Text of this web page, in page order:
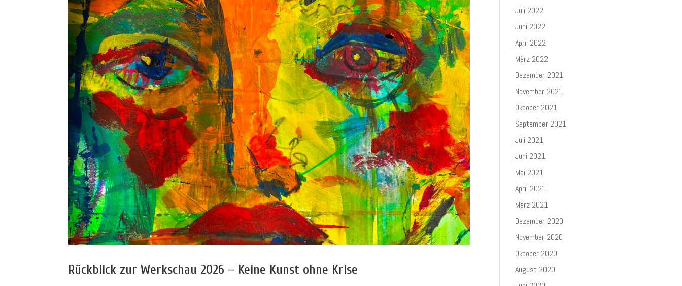
Rückblick zur Werkschau 2026 – Keine Kunst ohne Krise
Juli 2022
Juni 2022
April 2022
März 2022
Dezember 2021
November 2021
Oktober 2021
September 2021
Juli 2021
Juni 2021
Mai 2021
April 2021
März 2021
Dezember 2020
November 2020
Oktober 2020
August 2020